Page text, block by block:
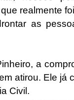
realmente
as
a
atirou. Ele já
Civil.